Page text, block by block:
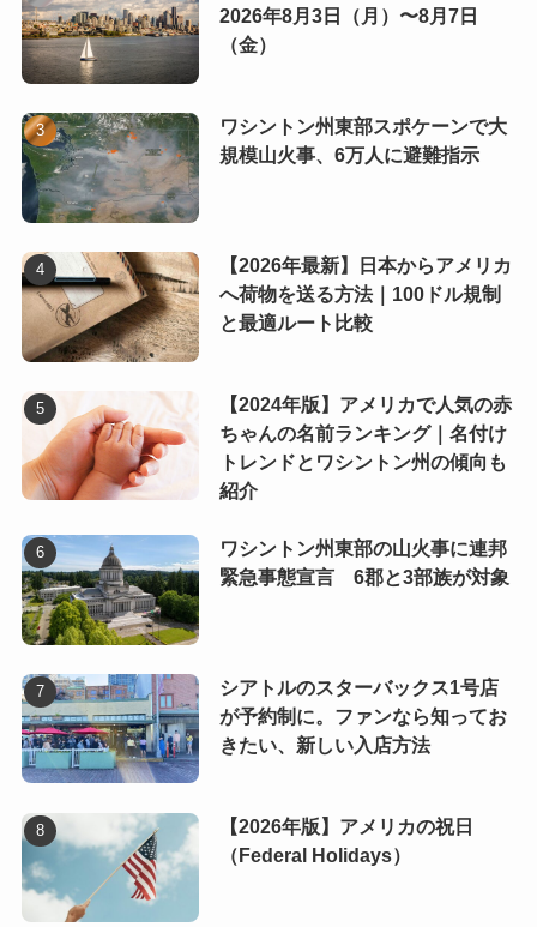
2026年8月3日（月）〜8月7日
（金）
ワシントン州東部スポケーンで大
規模山火事、6万人に避難指示
【2026年最新】日本からアメリカ
へ荷物を送る方法｜100ドル規制
と最適ルート比較
【2024年版】アメリカで人気の赤
ちゃんの名前ランキング｜名付け
トレンドとワシントン州の傾向も
紹介
ワシントン州東部の山火事に連邦
緊急事態宣言 6郡と3部族が対象
シアトルのスターバックス1号店
が予約制に。ファンなら知ってお
きたい、新しい入店方法
【2026年版】アメリカの祝日
（Federal Holidays）